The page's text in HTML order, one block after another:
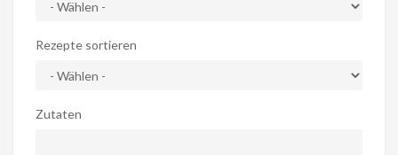
Rezepte sortieren
Zutaten